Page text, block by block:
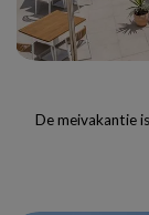
De meivakantie